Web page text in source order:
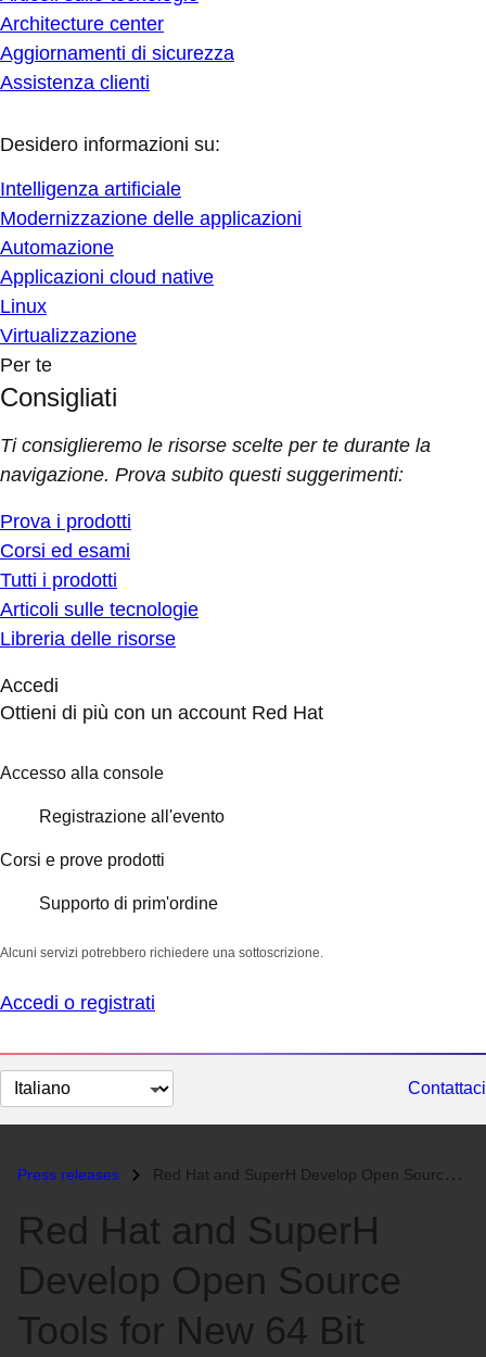
Architecture center
Aggiornamenti di sicurezza
Assistenza clienti
Desidero informazioni su:
Intelligenza artificiale
Modernizzazione delle applicazioni
Automazione
Applicazioni cloud native
Linux
Virtualizzazione
Per te
Consigliati
Ti consiglieremo le risorse scelte per te durante la
navigazione. Prova subito questi suggerimenti:
Prova i prodotti
Corsi ed esami
Tutti i prodotti
Articoli sulle tecnologie
Libreria delle risorse
Accedi
Ottieni di più con un account Red Hat
Accesso alla console
Registrazione all'evento
Corsi e prove prodotti
Supporto di prim'ordine
Alcuni servizi potrebbero richiedere una sottoscrizione.
Accedi o registrati
Cambia
lingua
Contattaci
Press releases Red Hat and SuperH Develop Open Source Tools for New 64 Bit Processors...
Red Hat and SuperH
Develop Open Source
Tools for New 64 Bit